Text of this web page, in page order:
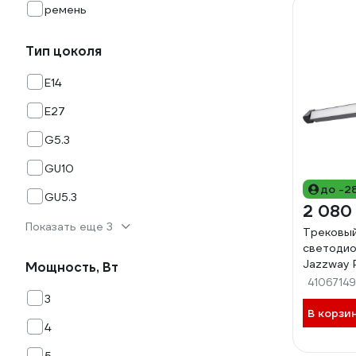
ремень
Тип цоколя
E14
E27
G5.3
GU10
GU5.3
Показать еще 3
Мощность, Вт
3
4
до -
2 080
Jazzway
4000K
600мм
41067149
В